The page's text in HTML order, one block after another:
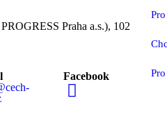
Praha a.s.), 102
Facebook